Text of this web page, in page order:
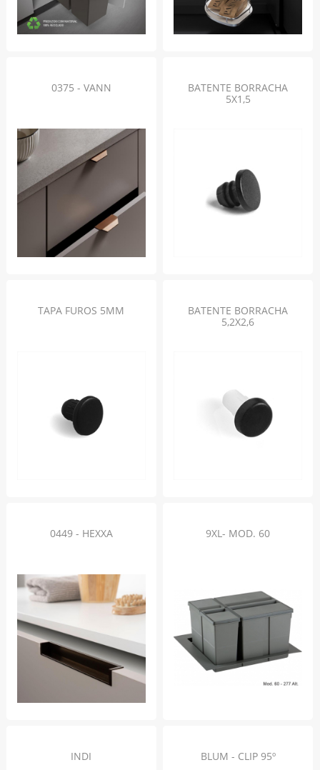
0375 - VANN
BATENTE BORRACHA
5X1,5
TAPA FUROS 5MM
BATENTE BORRACHA
5,2X2,6
0449 - HEXXA 9XL- MOD. 60
INDI BLUM - CLIP 95º